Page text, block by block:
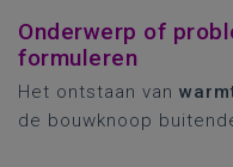
Onderwerp of
formuleren
Het ontstaan van
de bouwknoop